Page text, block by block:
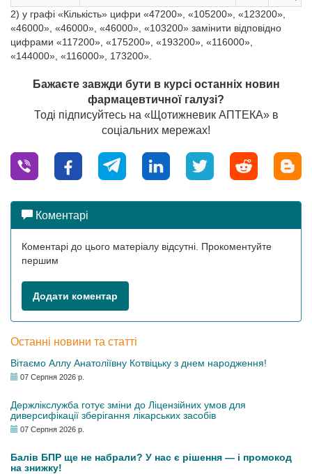
2) у графі «Кількість» цифри «47200», «105200», «123200»,
«46000», «46000», «46000», «103200» замінити відповідно
цифрами «117200», «175200», «193200», «116000»,
«144000», «116000», 173200».
Бажаєте завжди бути в курсі останніх новин
фармацевтичної галузі?
Тоді підписуйтесь на «Щотижневик АПТЕКА» в
соціальних мережах!
Коментарі
Коментарі до цього матеріалу відсутні. Прокоментуйте
першим
Додати коментар
Останні новини та статті
Вітаємо Аллу Анатоліївну Котвіцьку з днем народження!
07 Серпня 2026 р.
Держлікслужба готує зміни до Ліцензійних умов для
диверсифікації зберігання лікарських засобів
07 Серпня 2026 р.
Балів БПР ще не набрали? У нас є рішення — і промокод
на знижку!